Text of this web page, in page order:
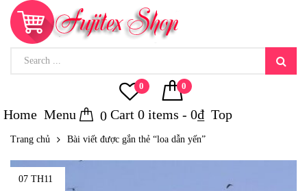
0 0
Home Menu 0 Cart 0 items - 0₫ Top
Trang chủ Bài viết được gắn thẻ “loa dẫn yến”
07 TH11